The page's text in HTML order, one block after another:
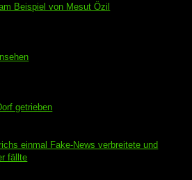
Beispiel von Mesut Özil
getrieben
einmal Fake-News verbreitete und
fällte